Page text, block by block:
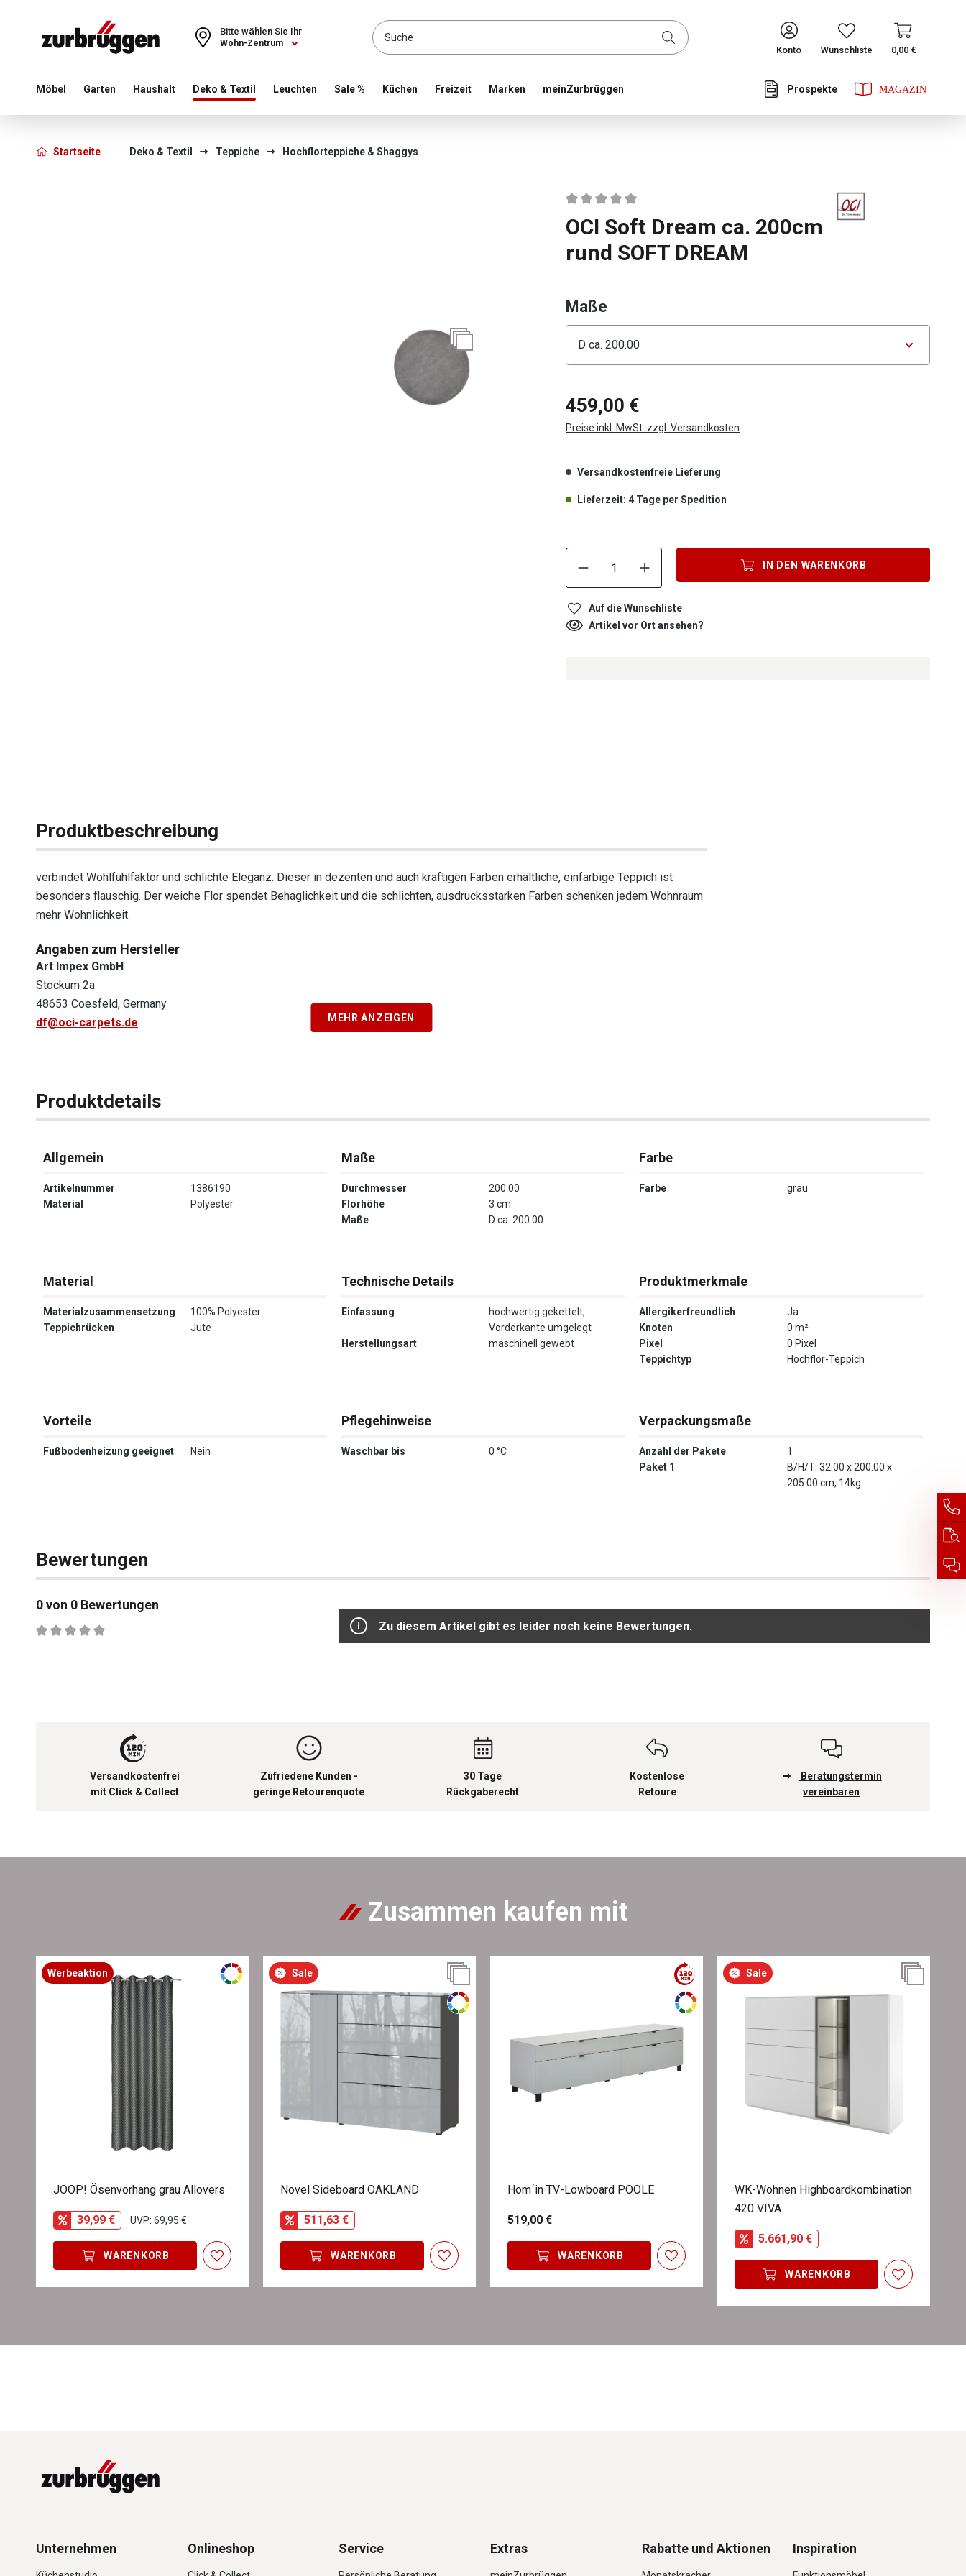
Choose a different country or region to see content for your location and shop online CONTINUE
Wohn-Zentrum
Bitte wählen Sie Ihr
Konto
Wunschliste 0,00 €
Möbel Garten Haushalt Deko & Textil Leuchten Sale % Küchen Freizeit Prospekte
Marken meinZurbrüggen
Startseite Deko & Textil Teppiche Hochflorteppiche & Shaggys
Durchschnittliche Bewertung von 0 von 5 Sternen
OCI Soft Dream ca. 200cm
rund SOFT DREAM
Maße
Konfigurator Maße
459,00 €
Preise inkl. MwSt. zzgl. Versandkosten
Versandkostenfreie Lieferung
Lieferzeit: 4 Tage per Spedition
Produkt Anzahl: Gib den gewünschten Wert ein oder benutze die
IN DEN WARENKORB
Auf die Wunschliste
Artikel vor Ort ansehen?
Produktbeschreibung
verbindet Wohlfühlfaktor und schlichte Eleganz. Dieser in dezenten und auch kräftigen Farben erhältliche, einfarbige Teppich ist
besonders flauschig. Der weiche Flor spendet Behaglichkeit und die schlichten, ausdrucksstarken Farben schenken jedem Wohnraum
mehr Wohnlichkeit.
Angaben zum Hersteller
Art Impex GmbH
Stockum 2a
48653 Coesfeld, Germany
df@oci-carpets.de
MEHR ANZEIGEN
Produktdetails
Allgemein
Artikelnummer
1386190
Material
Polyester
Maße
Durchmesser
200.00
Florhöhe
3 cm
Maße
D ca. 200.00
Farbe
Farbe grau
Material
Materialzusammensetzung
100% Polyester
Teppichrücken
Jute
Technische Details
Einfassung
hochwertig gekettelt,
Vorderkante umgelegt
Herstellungsart
maschinell gewebt
Produktmerkmale
Allergikerfreundlich
Ja
Knoten
0 m²
Pixel
0 Pixel
Teppichtyp
Hochflor-Teppich
Vorteile
Fußbodenheizung geeignet Nein
Pflegehinweise
Waschbar bis 0 °C
Verpackungsmaße
Anzahl der Pakete
1
Paket 1
B/H/T: 32.00 x 200.00 x
205.00 cm, 14kg
Bewertungen
0 von 0 Bewertungen
Durchschnittliche Bewertung von 0 von 5 Sternen
Zu diesem Artikel gibt es leider noch keine Bewertungen.
Versandkostenfrei
mit Click & Collect
Zufriedene Kunden -
geringe Retourenquote
30 Tage
Rückgaberecht
Kostenlose
Retoure
Beratungstermin
vereinbaren
Zusammen kaufen mit
Werbeaktion
JOOP! Ösenvorhang grau Allovers
39,99 € UVP: 69,95 €
WARENKORB
Sale
Novel Sideboard OAKLAND
511,63 €
WARENKORB
Hom´in TV-Lowboard POOLE
519,00 €
WARENKORB
Sale
WK-Wohnen Highboardkombination
420 VIVA
5.661,90 €
WARENKORB
Unternehmen Onlineshop Service Extras Rabatte und Aktionen Inspiration